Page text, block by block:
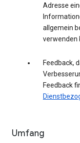
Adresse
allgemein
verwenden
Feedback,
Feedback
Umfang